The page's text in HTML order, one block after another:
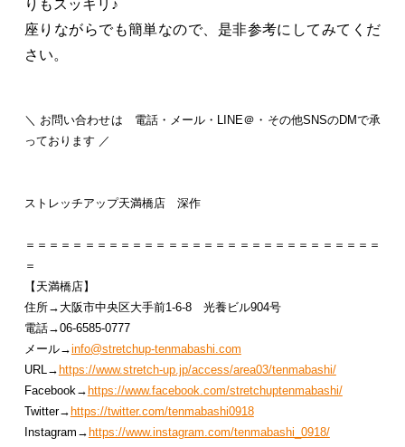
りもスッキリ♪
座りながらでも簡単なので、是非参考にしてみてくだ
さい。
＼ お問い合わせは 電話・メール・LINE＠・その他SNSのDMで承
っております ／
ストレッチアップ天満橋店 深作
＝＝＝＝＝＝＝＝＝＝＝＝＝＝＝＝＝＝＝＝＝＝＝＝＝＝＝＝＝＝
＝
【天満橋店】
住所→大阪市中央区大手前1-6-8 光養ビル904号
電話→06-6585-0777
メール→info@stretchup-tenmabashi.com
URL→https://www.stretch-up.jp/access/area03/tenmabashi/
Facebook→https://www.facebook.com/stretchuptenmabashi/
Twitter→https://twitter.com/tenmabashi0918
Instagram→https://www.instagram.com/tenmabashi_0918/